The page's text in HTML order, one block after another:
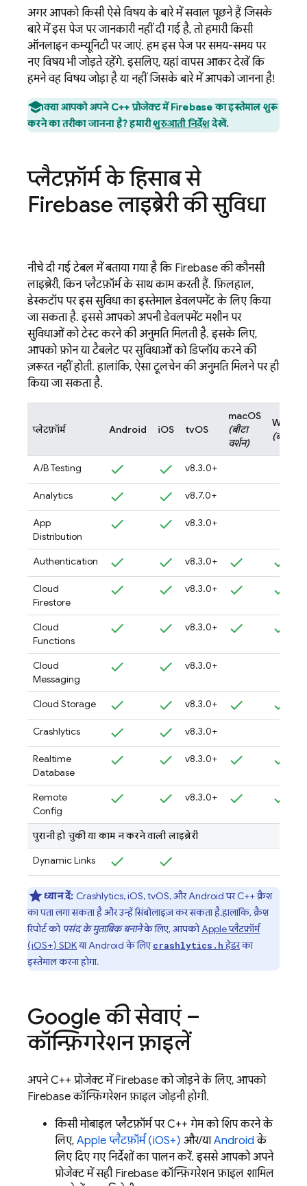
अगर आपको किसी ऐसे विषय के बारे में सवाल पूछने हैं जिसके
बारे में इस पेज पर जानकारी नहीं दी गई है, तो हमारी किसी
ऑनलाइन कम्यूनिटी पर जाएं. हम इस पेज पर समय-समय पर
नए विषय भी जोड़ते रहेंगे. इसलिए, यहां वापस आकर देखें कि
हमने वह विषय जोड़ा है या नहीं जिसके बारे में आपको जानना है!
क्या आपको अपने C++ प्रोजेक्ट में Firebase का इस्तेमाल शुरू
करने का तरीका जानना है? हमारीशुरुआती निर्देशदेखें.
प्लैटफ़ॉर्म के हिसाब से
Firebase लाइब्रेरी की सुविधा
नीचे दी गई टेबल में बताया गया है कि Firebase की कौनसी
लाइब्रेरी, किन प्लैटफ़ॉर्म के साथ काम करती हैं. फ़िलहाल,
डेस्कटॉप पर इस सुविधा का इस्तेमाल डेवलपमेंट के लिए किया
जा सकता है. इससे आपको अपनी डेवलपमेंट मशीन पर
सुविधाओं को टेस्ट करने की अनुमति मिलती है. इसके लिए,
आपको फ़ोन या टैबलेट पर सुविधाओं को डिप्लॉय करने की
ज़रूरत नहीं होती. हालांकि, ऐसा टूलचेन की अनुमति मिलने पर ही
किया जा सकता है.
प्लेटफ़ॉर्म Android iOS tvOS
macOS
(बीटा
वर्शन)
(बीटा)
A/B Testing v8.3.0+
Analytics v8.7.0+
App
Distribution
v8.3.0+
Authentication v8.3.0+
Cloud
Firestore
v8.3.0+
Cloud
Functions
v8.3.0+
Cloud
Messaging
v8.3.0+
Cloud Storage v8.3.0+
Crashlytics v8.3.0+
Realtime
Database
v8.3.0+
Remote
Config
v8.3.0+
पुरानी हो चुकी या काम न करने वाली लाइब्रेरी
Dynamic Links
ध्यान दें: Crashlytics, iOS, tvOS, और Android पर C++ क्रैश
का पता लगा सकता है और उन्हें सिंबोलाइज़ कर सकता है. हालांकि, क्रैश
रिपोर्ट को पसंद के मुताबिक बनानेके लिए, आपकोApple प्लैटफ़ॉर्म
(iOS+) SDKया Android के लिए crashlytics.hहेडरका
इस्तेमाल करना होगा.
Google की सेवाएं –
कॉन्फ़िगरेशन फ़ाइलें
अपने C++ प्रोजेक्ट में Firebase को जोड़ने के लिए, आपको
Firebase कॉन्फ़िगरेशन फ़ाइल जोड़नी होगी.
किसी मोबाइल प्लैटफ़ॉर्म पर C++ गेम को शिप करने के
लिए, Apple प्लैटफ़ॉर्म (iOS+) और/याAndroid के
लिए दिए गए निर्देशों का पालन करें. इससे आपको अपने
प्रोजेक्ट में सही Firebase कॉन्फ़िगरेशन फ़ाइल शामिल